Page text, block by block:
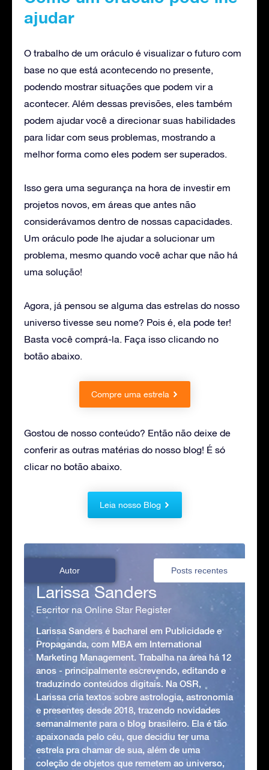
ajudar
O trabalho de um oráculo é visualizar o futuro com
base no que está acontecendo no presente,
podendo mostrar situações que podem vir a
acontecer. Além dessas previsões, eles também
podem ajudar você a direcionar suas habilidades
para lidar com seus problemas, mostrando a
melhor forma como eles podem ser superados.
Isso gera uma segurança na hora de investir em
projetos novos, em áreas que antes não
considerávamos dentro de nossas capacidades.
Um oráculo pode lhe ajudar a solucionar um
problema, mesmo quando você achar que não há
uma solução!
Agora, já pensou se alguma das estrelas do nosso
universo tivesse seu nome? Pois é, ela pode ter!
Basta você comprá-la. Faça isso clicando no
botão abaixo.
Compre uma estrela
Gostou de nosso conteúdo? Então não deixe de
conferir as outras matérias do nosso blog! É só
clicar no botão abaixo.
Leia nosso Blog
Autor Posts recentes
Larissa Sanders
Escritor na Online Star Register
Larissa Sanders é bacharel em Publicidade e
Propaganda, com MBA em International
Marketing Management. Trabalha na área há 12
anos - principalmente escrevendo, editando e
traduzindo conteúdos digitais. Na OSR,
Larissa cria textos sobre astrologia, astronomia
e presentes desde 2018, trazendo novidades
semanalmente para o blog brasileiro. Ela é tão
apaixonada pelo céu, que decidiu ter uma
estrela pra chamar de sua, além de uma
coleção de objetos que remetem ao universo,